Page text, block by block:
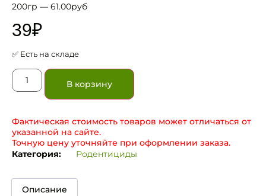
200гр — 61.00руб
39₽
✅ Есть на складе
В корзину
Фактическая стоимость товаров может отличаться от
указанной на сайте.
Точную цену уточняйте при оформлении заказа.
Категория:
Родентициды
Описание